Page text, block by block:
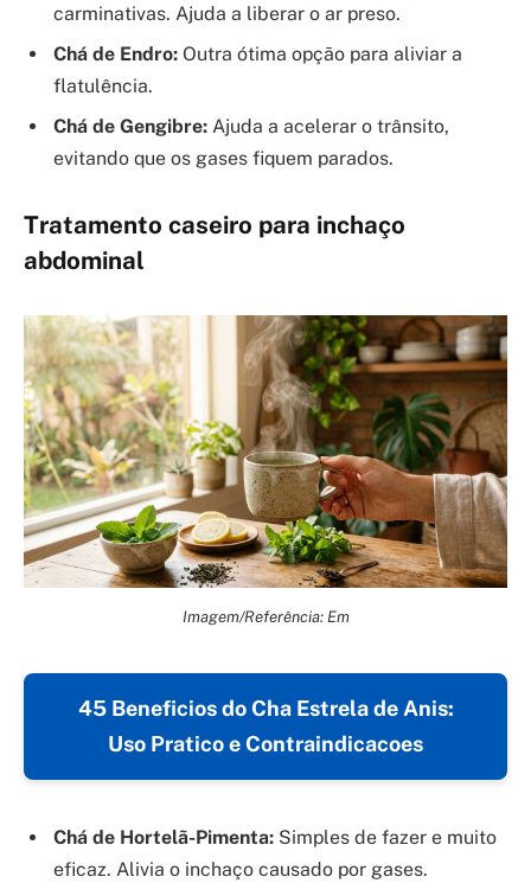
carminativas. Ajuda a liberar o ar preso.
Chá de Endro: Outra ótima opção para aliviar a
flatulência.
Chá de Gengibre: Ajuda a acelerar o trânsito,
evitando que os gases fiquem parados.
Tratamento caseiro para inchaço
abdominal
Imagem/Referência: Em
45 Beneficios do Cha Estrela de Anis:
Uso Pratico e Contraindicacoes
Chá de Hortelã-Pimenta: Simples de fazer e muito
eficaz. Alivia o inchaço causado por gases.